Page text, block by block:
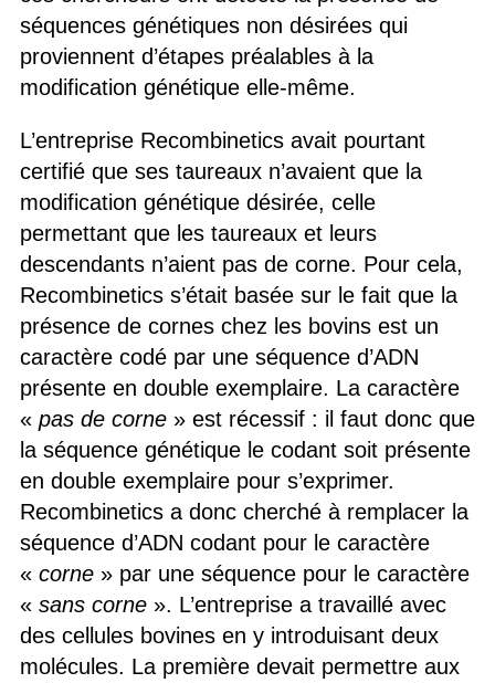
séquences génétiques non désirées qui
proviennent d’étapes préalables à la
modification génétique elle-même.
L’entreprise Recombinetics avait pourtant
certifié que ses taureaux n’avaient que la
modification génétique désirée, celle
permettant que les taureaux et leurs
descendants n’aient pas de corne. Pour cela,
Recombinetics s’était basée sur le fait que la
présence de cornes chez les bovins est un
caractère codé par une séquence d’ADN
présente en double exemplaire. La caractère
« pas de corne» est récessif : il faut donc que
la séquence génétique le codant soit présente
en double exemplaire pour s’exprimer.
Recombinetics a donc cherché à remplacer la
séquence d’ADN codant pour le caractère
« corne» par une séquence pour le caractère
« sans corne». L’entreprise a travaillé avec
des cellules bovines en y introduisant deux
molécules. La première devait permettre aux